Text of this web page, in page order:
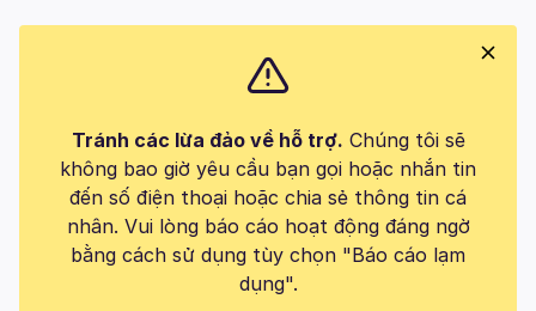
Tránh các lừa đảo về hỗ trợ. Chúng tôi sẽ
không bao giờ yêu cầu bạn gọi hoặc nhắn tin
đến số điện thoại hoặc chia sẻ thông tin cá
nhân. Vui lòng báo cáo hoạt động đáng ngờ
bằng cách sử dụng tùy chọn "Báo cáo lạm
dụng".